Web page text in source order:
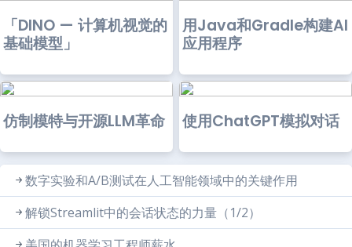
「DINO — 计算机视觉的
基础模型」
用Java和Gradle构建AI
应用程序
仿制模特与开源LLM革命 使用ChatGPT模拟对话
数字实验和A/B测试在人工智能领域中的关键作用
解锁Streamlit中的会话状态的力量（1/2）